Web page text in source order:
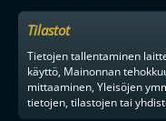
Tilastot
Tietojen tallentaminen
käyttö, Mainonnan
mittaaminen, Yleisöjen
tietojen, tilastojen tai